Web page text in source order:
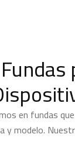
en fundas
modelo.